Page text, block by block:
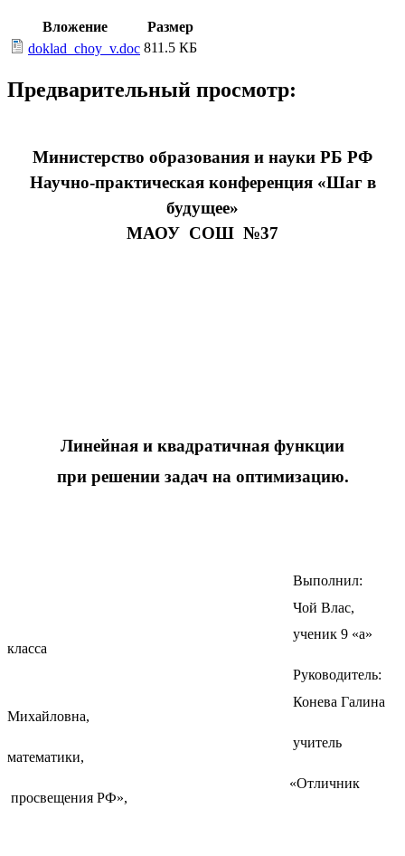
Вложение
Размер
doklad_choy_v.doc 811.5 КБ
Предварительный просмотр:
Министерство образования и науки РБ РФ
Научно-практическая конференция «Шаг в
будущее»
МАОУ СОШ №37
Линейная и квадратичная функции
при решении задач на оптимизацию.
Выполнил:
Чой Влас,
ученик 9 «а»
класса
Руководитель:
Конева Галина
Михайловна,
математики,
«Отличник
просвещения РФ»,